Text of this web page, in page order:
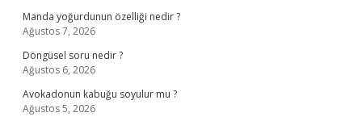
Manda yoğurdunun özelliği nedir ?
Ağustos 7, 2026
Döngüsel soru nedir ?
Ağustos 6, 2026
Avokadonun kabuğu soyulur mu ?
Ağustos 5, 2026